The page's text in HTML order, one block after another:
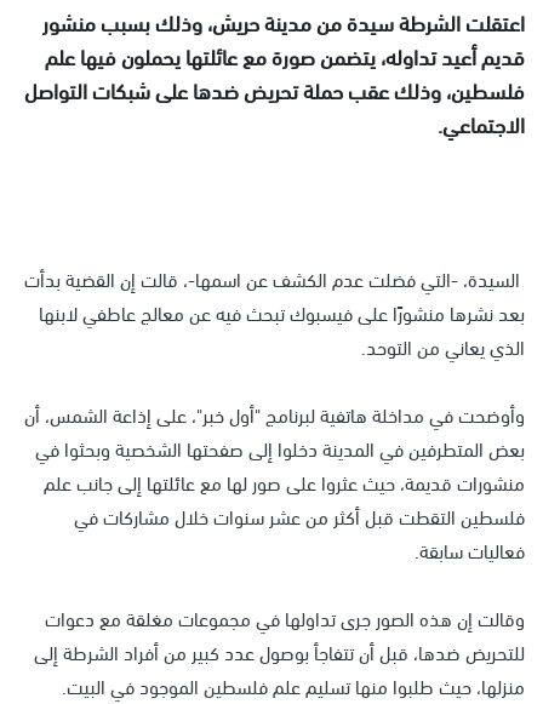
اعتقلت الشرطة سيدة من مدينة حريش، وذلك بسبب منشور
قديم أعيد تداوله، يتضمن صورة مع عائلتها يحملون فيها علم
فلسطين، وذلك عقب حملة تحريض ضدها على شبكات التواصل
الاجتماعي.
السيدة، -التي فضلت عدم الكشف عن اسمها-، قالت إن القضية بدأت
بعد نشرها منشورًا على فيسبوك تبحث فيه عن معالج عاطفي لابنها
الذي يعاني من التوحد.
وأوضحت في مداخلة هاتفية لبرنامج "أول خبر"، على إذاعة الشمس، أن
بعض المتطرفين في المدينة دخلوا إلى صفحتها الشخصية وبحثوا في
منشورات قديمة، حيث عثروا على صور لها مع عائلتها إلى جانب علم
فلسطين التقطت قبل أكثر من عشر سنوات خلال مشاركات في
فعاليات سابقة.
وقالت إن هذه الصور جرى تداولها في مجموعات مغلقة مع دعوات
للتحريض ضدها، قبل أن تتفاجأ بوصول عدد كبير من أفراد الشرطة إلى
منزلها، حيث طلبوا منها تسليم علم فلسطين الموجود في البيت.